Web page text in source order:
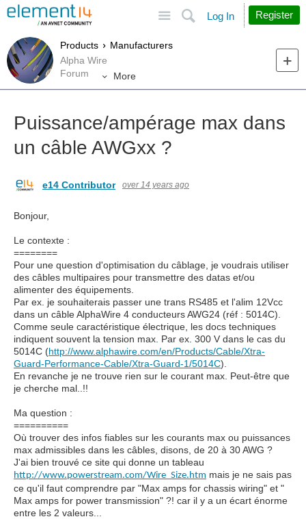
Search
Log In Register
Products
Manufacturers
Alpha Wire
Forum
More
Puissance/ampérage max dans
un câble AWGxx ?
e14 Contributor over 14 years ago
Bonjour,
Le contexte :
========
Pour une question d'optimisation du câblage, je voudrais utiliser
des câbles multipaires pour transmettre des datas et/ou
alimenter des équipements.
Par ex. je souhaiterais passer une trans RS485 et l'alim 12Vcc
dans un câble AlphaWire 4 conducteurs AWG24 (réf : 5014C).
Comme seule caractéristique électrique, les docs techniques
indiquent souvent la tension max. Par ex. 300 V dans le cas du
5014C (http://www.alphawire.com/en/Products/Cable/Xtra-
Guard-Performance-Cable/Xtra-Guard-1/5014C).
En revanche je ne trouve rien sur le courant max. Peut-être que
je cherche mal..!!
Ma question :
==========
Où trouver des infos fiables sur les courants max ou puissances
max admissibles dans les câbles, disons, de 20 à 30 AWG ?
J'ai bien trouvé ce site qui donne un tableau
http://www.powerstream.com/Wire_Size.htm mais je ne sais pas
ce qu'il faut comprendre par "Max amps for chassis wiring" et "
Max amps for power transmission" ?! car il y a un écart énorme
entre les 2 valeurs...